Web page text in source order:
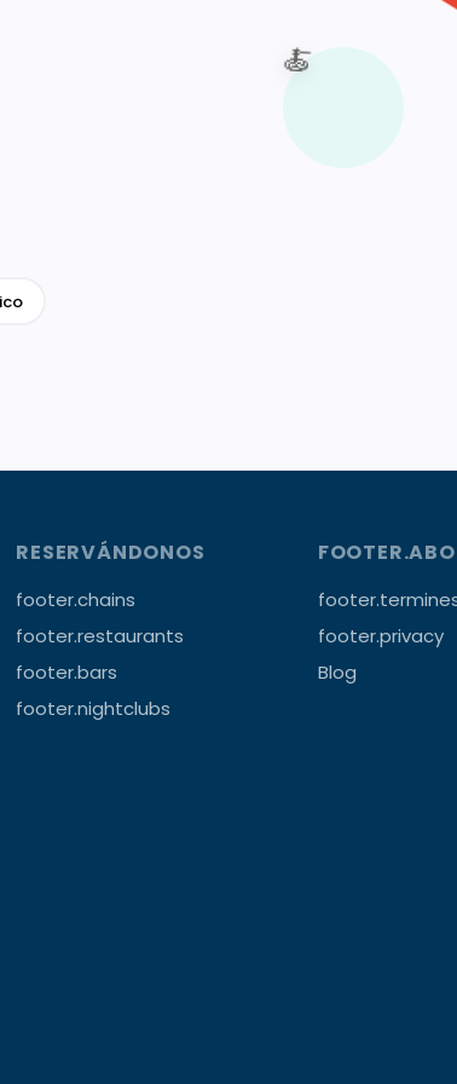
🍝
RESERVÁNDONOS
footer.chains
footer.restaurants
footer.bars
footer.nightclubs
footer.privacy
Blog